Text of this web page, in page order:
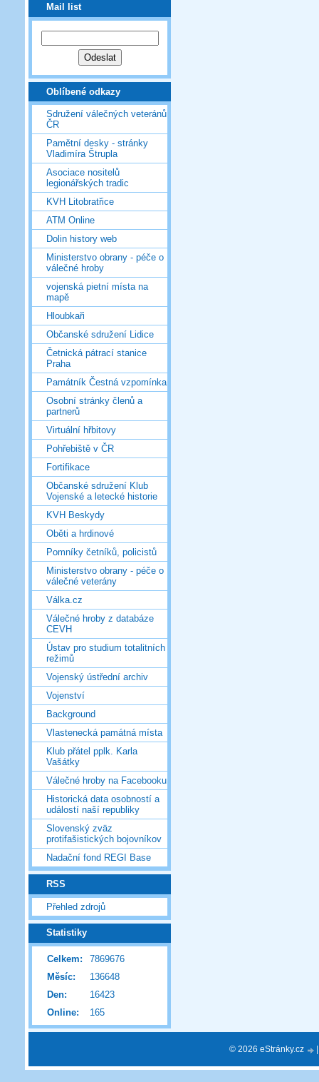
Mail list
Oblíbené odkazy
Sdružení válečných veteránů
ČR
Pamětní desky - stránky
Vladimíra Štrupla
Asociace nositelů
legionářských tradic
KVH Litobratřice
ATM Online
Dolin history web
Ministerstvo obrany - péče o
válečné hroby
vojenská pietní místa na
mapě
Hloubkaři
Občanské sdružení Lidice
Četnická pátrací stanice
Praha
Památník Čestná vzpomínka
Osobní stránky členů a
partnerů
Virtuální hřbitovy
Pohřebiště v ČR
Fortifikace
Občanské sdružení Klub
Vojenské a letecké historie
KVH Beskydy
Oběti a hrdinové
Pomníky četníků, policistů
Ministerstvo obrany - péče o
válečné veterány
Válka.cz
Válečné hroby z databáze
CEVH
Ústav pro studium totalitních
režimů
Vojenský ústřední archiv
Vojenství
Background
Vlastenecká památná místa
Klub přátel pplk. Karla
Vašátky
Válečné hroby na Facebooku
Historická data osobností a
událostí naší republiky
Slovenský zväz
protifašistických bojovníkov
Nadační fond REGI Base
RSS
Přehled zdrojů
Statistiky
Online: 165
Celkem:
7869676
Měsíc:
136648
Den:
16423
© 2026 eStránky.cz